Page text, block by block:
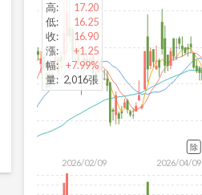
2026/02/09 2026/04/09
高:
17.20
低:
16.25
收:
16.90
漲:
+1.25
幅: +7.99%
量: 2,016張
除